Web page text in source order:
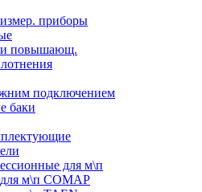
приборы
повышающ.
подключением
баки
для м\п
м\п COMAP